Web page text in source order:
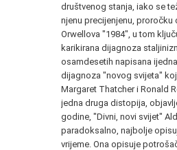
društvenog stanja, iako se
njenu precijenjenu, proročku
Orwellova "1984", u tom
karikirana dijagnoza
osamdesetih napisana
dijagnoza "novog svijeta"
Margaret Thatcher i Ronald
jedna druga distopija,
godine, "Divni, novi svijet"
paradoksalno, najbolje
vrijeme. Ona opisuje